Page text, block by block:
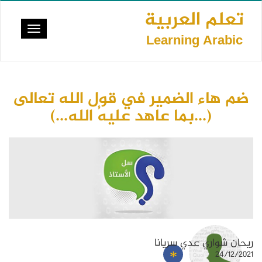
تجاوز
المحتوى
الرئيسي
تعلم العربية
Learning Arabic
Toggle
ضم هاء الضمير في قول الله تعالى
(...بما عاهد عليهُ الله...)
ريحان شواري عدي سريانا
24/12/2021